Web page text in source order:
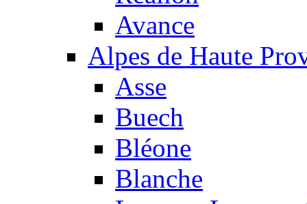
Avance
Alpes de Haute
Asse
Buech
Bléone
Blanche